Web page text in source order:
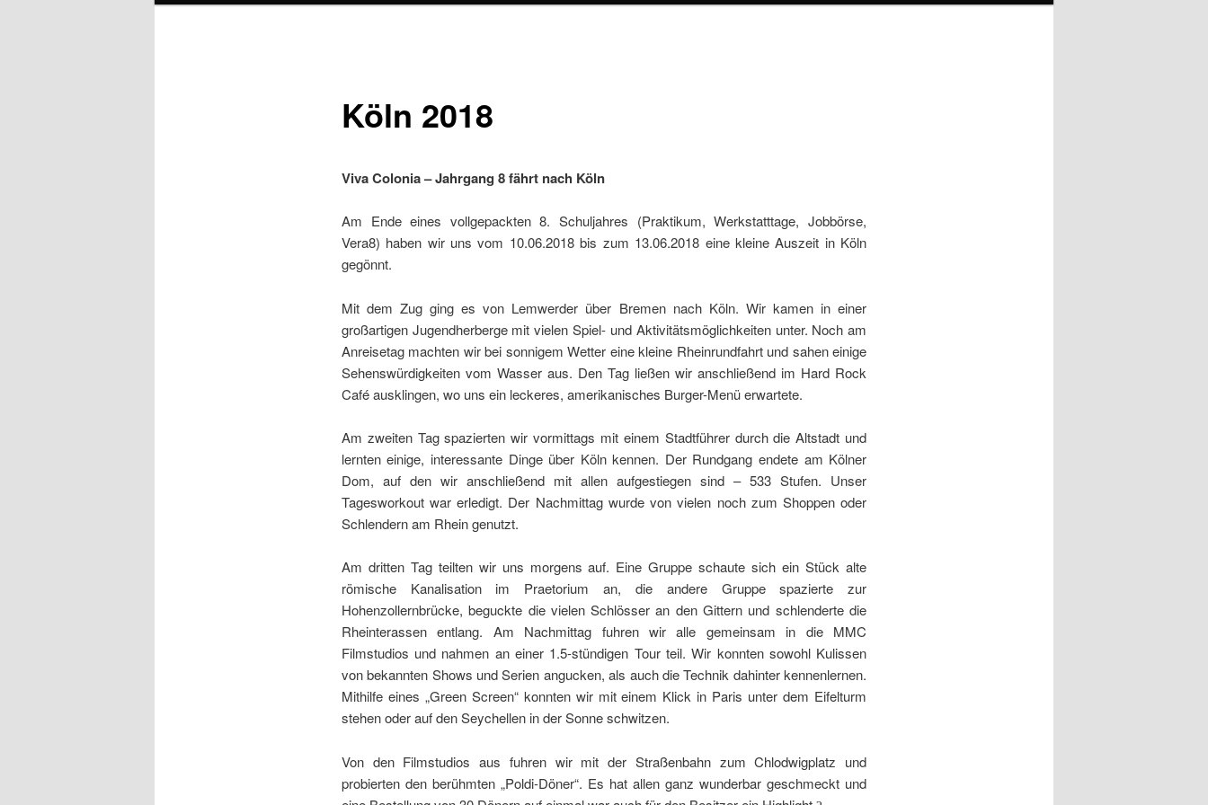
Köln 2018
Viva Colonia – Jahrgang 8 fährt nach Köln
Am Ende eines vollgepackten 8. Schuljahres (Praktikum, Werkstatttage, Jobbörse,
Vera8) haben wir uns vom 10.06.2018 bis zum 13.06.2018 eine kleine Auszeit in Köln
gegönnt.
Mit dem Zug ging es von Lemwerder über Bremen nach Köln. Wir kamen in einer
großartigen Jugendherberge mit vielen Spiel- und Aktivitätsmöglichkeiten unter. Noch am
Anreisetag machten wir bei sonnigem Wetter eine kleine Rheinrundfahrt und sahen einige
Sehenswürdigkeiten vom Wasser aus. Den Tag ließen wir anschließend im Hard Rock
Café ausklingen, wo uns ein leckeres, amerikanisches Burger-Menü erwartete.
Am zweiten Tag spazierten wir vormittags mit einem Stadtführer durch die Altstadt und
lernten einige, interessante Dinge über Köln kennen. Der Rundgang endete am Kölner
Dom, auf den wir anschließend mit allen aufgestiegen sind – 533 Stufen. Unser
Tagesworkout war erledigt. Der Nachmittag wurde von vielen noch zum Shoppen oder
Schlendern am Rhein genutzt.
Am dritten Tag teilten wir uns morgens auf. Eine Gruppe schaute sich ein Stück alte
römische Kanalisation im Praetorium an, die andere Gruppe spazierte zur
Hohenzollernbrücke, beguckte die vielen Schlösser an den Gittern und schlenderte die
Rheinterassen entlang. Am Nachmittag fuhren wir alle gemeinsam in die MMC
Filmstudios und nahmen an einer 1.5-stündigen Tour teil. Wir konnten sowohl Kulissen
von bekannten Shows und Serien angucken, als auch die Technik dahinter kennenlernen.
Mithilfe eines „Green Screen“ konnten wir mit einem Klick in Paris unter dem Eifelturm
stehen oder auf den Seychellen in der Sonne schwitzen.
Von den Filmstudios aus fuhren wir mit der Straßenbahn zum Chlodwigplatz und
probierten den berühmten „Poldi-Döner“. Es hat allen ganz wunderbar geschmeckt und